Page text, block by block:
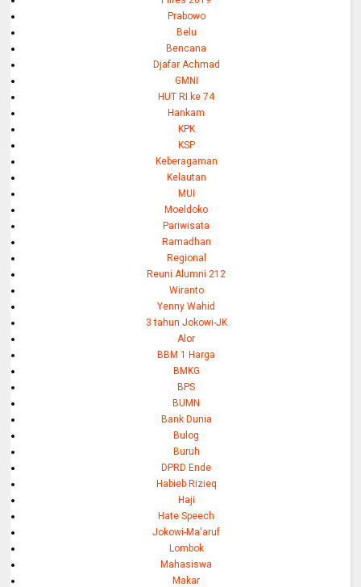
Prabowo
Belu
Bencana
Djafar Achmad
GMNI
HUT RI ke 74
Hankam
KPK
KSP
Keberagaman
Kelautan
MUI
Moeldoko
Pariwisata
Ramadhan
Regional
Reuni Alumni 212
Wiranto
Yenny Wahid
3 tahun Jokowi-JK
Alor
BBM 1 Harga
BMKG
BPS
BUMN
Bank Dunia
Bulog
Buruh
DPRD Ende
Habieb Rizieq
Haji
Hate Speech
Jokowi-Ma'aruf
Lombok
Mahasiswa
Makar